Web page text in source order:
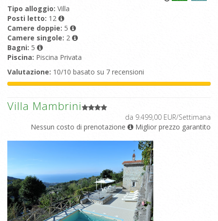
Tipo alloggio: Villa
Posti letto: 12
Camere doppie: 5
Camere singole: 2
Bagni: 5
Piscina: Piscina Privata
Valutazione: 10/10 basato su 7 recensioni
Villa Mambrini
da 9.499,00 EUR/Settimana
Nessun costo di prenotazione
Miglior prezzo garantito